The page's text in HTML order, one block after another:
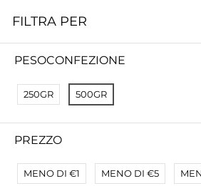
FILTRA PER
Nessun risultato
Non siamo riusciti a trovare una
questi filtri.
FILTRA PER
PESOCONFEZIONE
250GR 500GR
PREZZO
MENO DI €1 MENO DI €5